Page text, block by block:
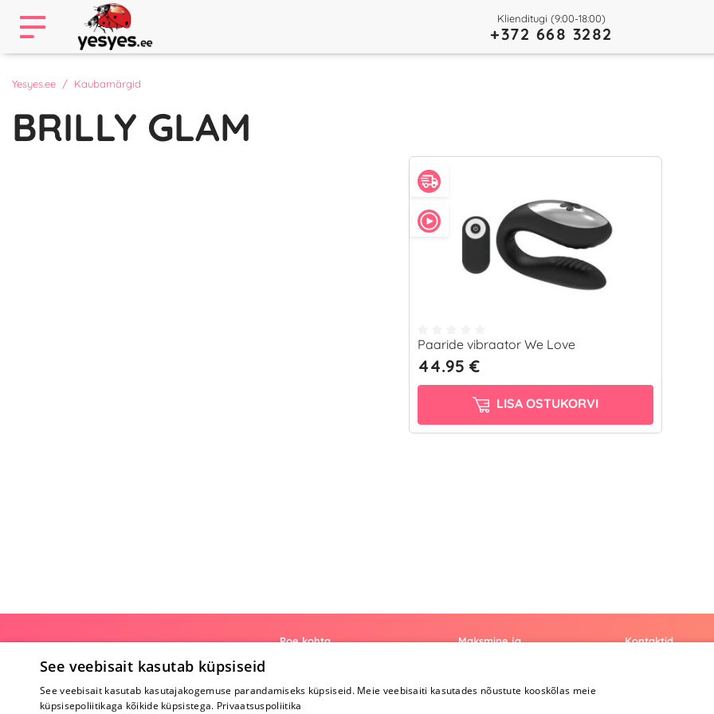
Klienditugi (9:00-18:00)
+372 668 3282
Yesyes.ee Kaubamärgid
BRILLY GLAM
Paaride vibraator We Love
44.95 €
LISA OSTUKORVI
Poe kohta
Koostöö
Tagasiside
Maksmine ja
Maksmine ja
Kontaktid
See veebisait kasutab küpsiseid
See veebisait kasutab kasutajakogemuse parandamiseks küpsiseid. Meie veebisaiti kasutades nõustute kooskõlas meie
küpsisepoliitikaga kõikide küpsistega. Privaatsuspoliitika